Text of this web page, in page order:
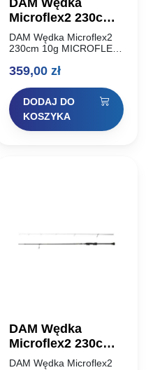
Microflex2 230cm
10g
DAM Wędka Microflex2
230cm 10g MICROFLEX
– wędka superlekka, z
przeznaczona do technik
light i ultralight.
Zachowuje…
359,00 zł
DODAJ DO
KOSZYKA
DAM Wędka
Microflex2 230cm
7g
DAM Wędka Microflex2